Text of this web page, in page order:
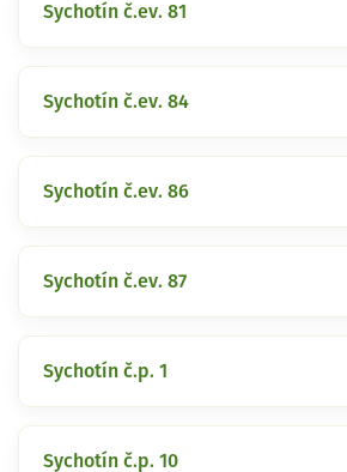
Sychotín č.ev. 81
Sychotín č.ev. 84
Sychotín č.ev. 86
Sychotín č.ev. 87
Sychotín č.p. 1
Sychotín č.p. 10